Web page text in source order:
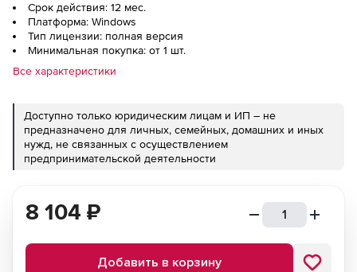
Срок действия: 12 мес.
Платформа: Windows
Тип лицензии: полная версия
Минимальная покупка: от 1 шт.
Все характеристики
Доступно только юридическим лицам и ИП – не
предназначено для личных, семейных, домашних и иных
нужд, не связанных с осуществлением
предпринимательской деятельности
8 104 ₽
Добавить в корзину